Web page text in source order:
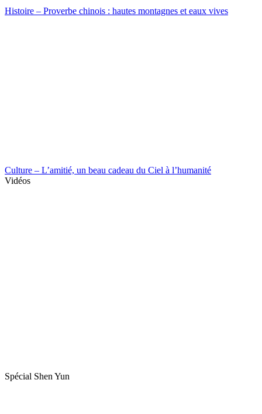
Histoire – Proverbe chinois : hautes montagnes et eaux vives
Culture – L’amitié, un beau cadeau du Ciel à l’humanité
Vidéos
Spécial Shen Yun